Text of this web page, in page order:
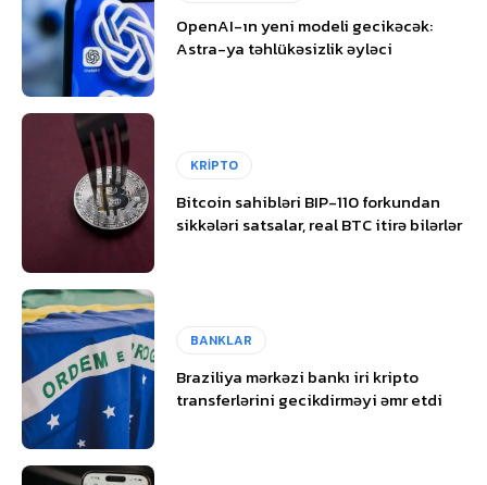
OpenAI-ın yeni modeli gecikəcək:
Astra-ya təhlükəsizlik əyləci
KRİPTO
Bitcoin sahibləri BIP-110 forkundan
sikkələri satsalar, real BTC itirə bilərlər
BANKLAR
Braziliya mərkəzi bankı iri kripto
transferlərini gecikdirməyi əmr etdi